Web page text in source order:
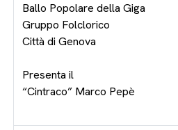
Ballo Popolare della Giga
Gruppo Folclorico
Città di Genova
Presenta il
“Cintraco” Marco Pepè